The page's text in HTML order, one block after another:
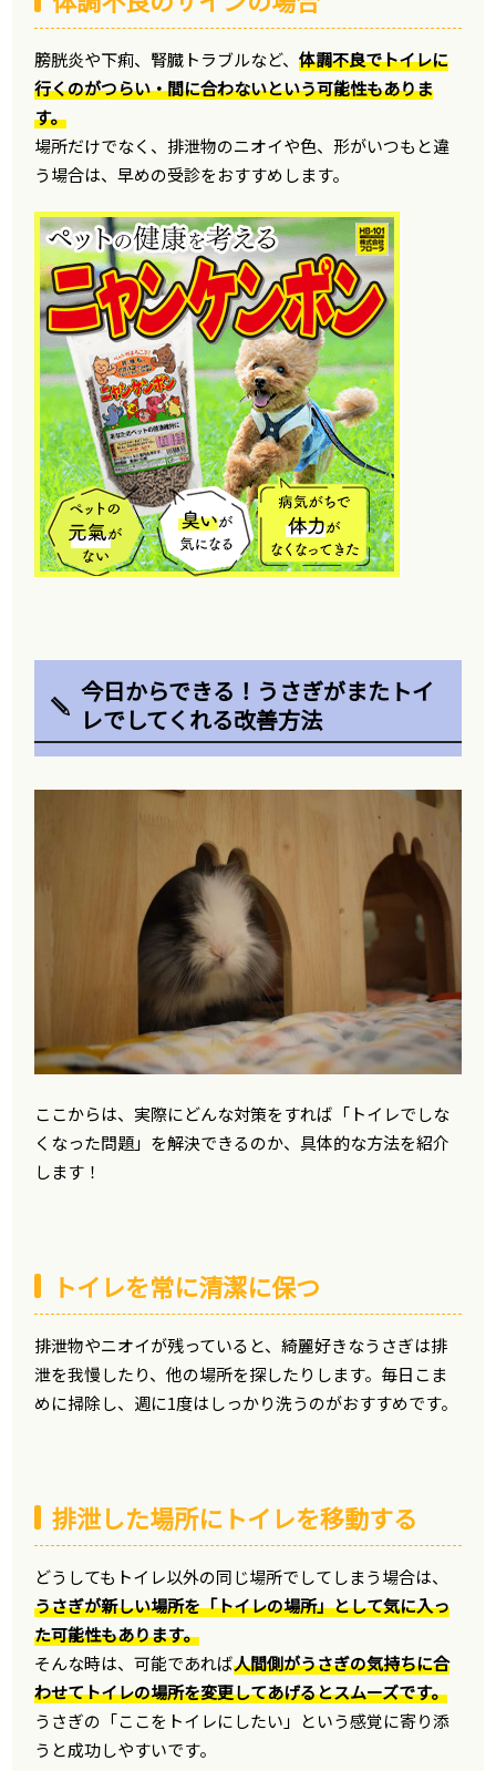
膀胱炎や下痢、腎臓トラブルなど、体調不良でトイレに
行くのがつらい・間に合わないという可能性もありま
す。
場所だけでなく、排泄物のニオイや色、形がいつもと違
う場合は、早めの受診をおすすめします。
今日からできる！うさぎがまたトイ
レでしてくれる改善方法
ここからは、実際にどんな対策をすれば「トイレでしな
くなった問題」を解決できるのか、具体的な方法を紹介
します！
トイレを常に清潔に保つ
排泄物やニオイが残っていると、綺麗好きなうさぎは排
泄を我慢したり、他の場所を探したりします。毎日こま
めに掃除し、週に1度はしっかり洗うのがおすすめです。
排泄した場所にトイレを移動する
どうしてもトイレ以外の同じ場所でしてしまう場合は、
うさぎが新しい場所を「トイレの場所」として気に入っ
た可能性もあります。
そんな時は、可能であれば人間側がうさぎの気持ちに合
わせてトイレの場所を変更してあげるとスムーズです。
うさぎの「ここをトイレにしたい」という感覚に寄り添
うと成功しやすいです。